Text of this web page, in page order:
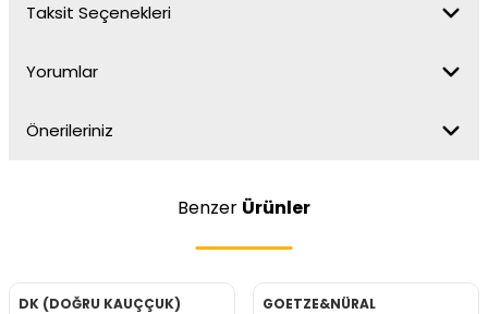
Taksit Seçenekleri
Yorumlar
Önerileriniz
Benzer Ürünler
DK (DOĞRU KAUÇÇUK)
GOETZE&NÜRAL